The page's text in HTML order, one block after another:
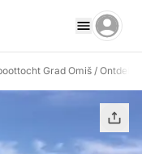
Grad Omiš/ Ontdek